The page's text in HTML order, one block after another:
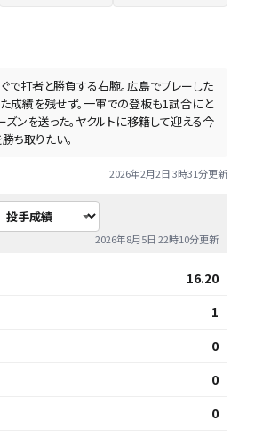
で打者と勝負する右腕。広島でプレーした
成績を残せず。一軍での登板も1試合にと
ズンを送った。ヤクルトに移籍して迎える今
ち取りたい。
2026年2月2日 3時31分更新
2026年8月5日 22時10分更新
16.20
1
0
0
0